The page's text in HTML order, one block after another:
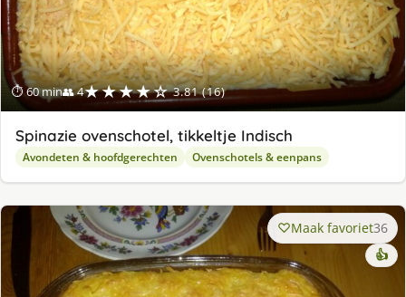
⏱ 60 min👥 4★★★★☆ 3.81 (16)
Spinazie ovenschotel, tikkeltje Indisch
Avondeten & hoofdgerechten Ovenschotels & eenpans
Maak favoriet36
👍